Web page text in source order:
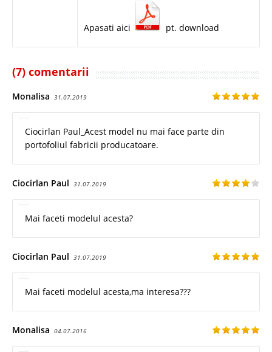
Apasati aici pt. download
(7) comentarii
Monalisa 31.07.2019
Ciocirlan Paul_Acest model nu mai face parte din
portofoliul fabricii producatoare.
Ciocirlan Paul 31.07.2019
Mai faceti modelul acesta?
Ciocirlan Paul 31.07.2019
Mai faceti modelul acesta,ma interesa???
Monalisa 04.07.2016